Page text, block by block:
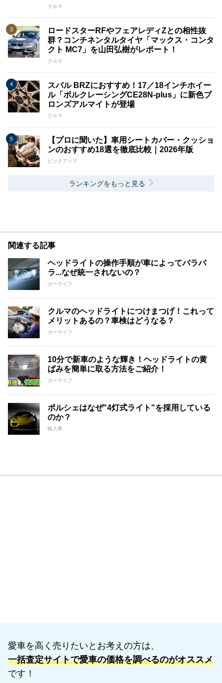
クルマ
ロードスターRFやフェアレディZとの相性抜
群？コンチネンタルタイヤ「マックス・コンタ
クト MC7」を山田弘樹がレポート！
クルマ
スバル BRZにおすすめ！17／18インチホイー
ル「ボルクレーシングCE28N-plus」に新色ブ
ロンズアルマイトが登場
クルマ
【プロに聞いた】車用シートカバー・クッショ
ンのおすすめ18選を徹底比較｜2026年版
ピックアップ
ランキングをもっと見る
関連する記事
ヘッドライトの操作手順が車によってバラバ
ラ...なぜ統一されないの？
カーライフ
クルマのヘッドライトにつけまつげ！これって
メリットあるの？車検はどうなる？
カーライフ
10分で新車のような輝き！ヘッドライトの黄
ばみを簡単に取る方法をご紹介！
カーライフ
ポルシェはなぜ"4灯式ライト"を採用している
のか？
輸入車
愛車を高く売りたいとお考えの方は、
一括査定サイトで愛車の価格を調べるのがオススメ
です！